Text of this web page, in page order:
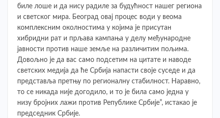
биле лоше и да нису радиле за будућност нашег региона
и светског мира. Београд овај процес води у веома
комплексним околностима у којима је присутан
хибридни рат и прљава кампања у делу међународне
јавности против наше земље на различитим пољима.
Довољно је да вас само подсетим на цитате и наводе
светских медија да ће Србија напасти своје суседе и да
представља претњу по регионалну стабилност. Наравно,
то се никада није догодило, и то је била само једна у
низу бројних лажи против Републике Србије”, истакао је
председник Србије.